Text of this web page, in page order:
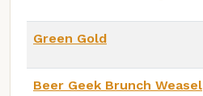
Green Gold
Beer Geek Brunch Weasel